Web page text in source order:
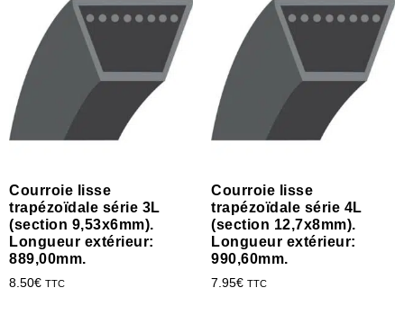
Courroie lisse
trapézoïdale série 3L
(section 9,53x6mm).
Longueur extérieur:
889,00mm.
8.50€ TTC
Courroie lisse
trapézoïdale série 4L
(section 12,7x8mm).
Longueur extérieur:
990,60mm.
7.95€ TTC